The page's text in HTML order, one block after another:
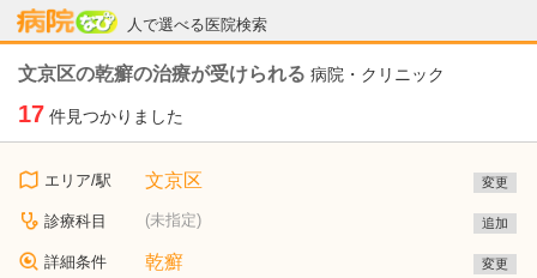
人で選べる医院検索
病院なび
文京区の乾癬の治療が受けられる 病院・クリニック
17 件見つかりました
エリア/駅 文京区 変更
診療科目 (未指定) 追加
詳細条件 乾癬 変更